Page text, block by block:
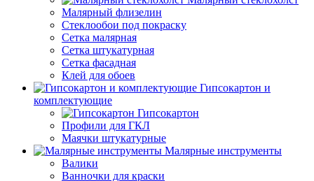
Малярный флизелин
Стеклообои под покраску
Сетка малярная
Сетка штукатурная
Сетка фасадная
Клей для обоев
Гипсокартон и
комплектующие
Гипсокартон
Профили для ГКЛ
Маячки штукатурные
Малярные инструменты
Валики
Ванночки для краски